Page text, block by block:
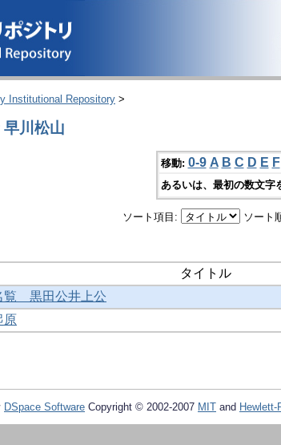
Institutional Repository >
川松山
移動: 0-9 A B C D E F
あるいは、最初の数文字
ソート項目: ソート
タイトル
覧 黒田公井上公
原
DSpace Software Copyright © 2002-2007 MIT and Hewlett-